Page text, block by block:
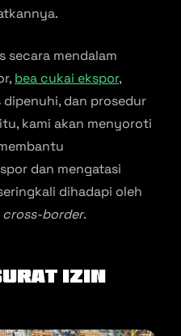
secara mendalam
bea cukai ekspor,
dan prosedur
kami akan menyoroti
dan mengatasi
dihadapi oleh
cross-border.
Izin